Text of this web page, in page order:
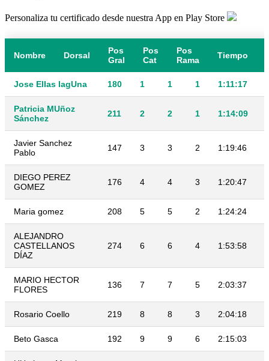
Personaliza tu certificado desde nuestra App en Play Store
Nombre Dorsal
Pos
Gral
Pos
Cat
Pos
Rama
Tiempo
Jose ElIas lagUna 180 1 1 1 1:11:17
Patricia MUñoz
Sánchez
211 2 2 1 1:14:09
Javier Sanchez
Pablo
147 3 3 2 1:19:46
DIEGO PEREZ
GOMEZ
176 4 4 3 1:20:47
Maria gomez 208 5 5 2 1:24:24
ALEJANDRO
CASTELLANOS
DÍAZ
274 6 6 4 1:53:58
MARIO HECTOR
FLORES
136 7 7 5 2:03:37
Rosario Coello 219 8 8 3 2:04:18
Beto Gasca 192 9 9 6 2:15:03